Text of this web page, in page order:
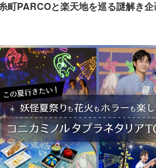
町PARCOと楽天地を巡る謎解き企